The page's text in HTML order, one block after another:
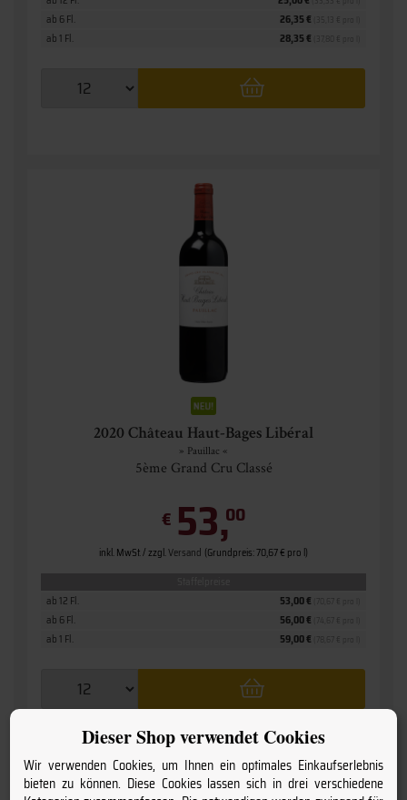
ab 1 Fl. 28,35 €
ab 6 Fl. 26,35 €
2020 Château Haut-Bages Libéral
» Pauillac «
5ème Grand Cru Classé
€ 53,00
inkl. MwSt. / zzgl.Versand (Grundpreis: 70,67 € pro l)
ab 1 Fl. 59,00 €
ab 6 Fl. 56,00 €
ab 12 Fl. 53,00 €
Dieser Shop verwendet Cookies
Wir verwenden Cookies, um Ihnen ein optimales Einkaufserlebnis
bieten zu können. Diese Cookies lassen sich in drei verschiedene